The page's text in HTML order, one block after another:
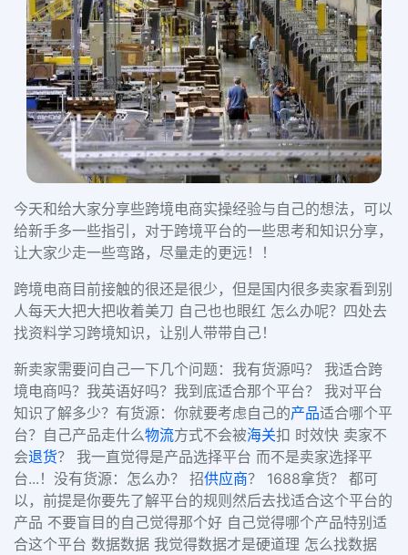
今天和给大家分享些跨境电商实操经验与自己的想法，可以
给新手多一些指引，对于跨境平台的一些思考和知识分享，
让大家少走一些弯路，尽量走的更远！！
跨境电商目前接触的很还是很少，但是国内很多卖家看到别
人每天大把大把收着美刀 自己也也眼红 怎么办呢？四处去
找资料学习跨境知识，让别人带带自己！
新卖家需要问自己一下几个问题：我有货源吗？ 我适合跨
境电商吗？我英语好吗？我到底适合那个平台？ 我对平台
知识了解多少？有货源：你就要考虑自己的产品适合哪个平
台？自己产品走什么物流方式不会被海关扣 时效快 卖家不
会退货？ 我一直觉得是产品选择平台 而不是卖家选择平
台...！没有货源：怎么办？ 招供应商？ 1688拿货？ 都可
以，前提是你要先了解平台的规则然后去找适合这个平台的
产品 不要盲目的自己觉得那个好 自己觉得哪个产品特别适
合这个平台 数据数据 我觉得数据才是硬道理 怎么找数据